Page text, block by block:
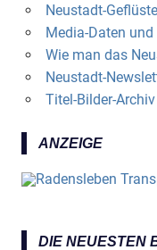
Neustadt-
Media-Daten
Wie man das
Neustadt-
Titel-Bilder-Archiv
ANZEIGE
DIE NEUESTEN